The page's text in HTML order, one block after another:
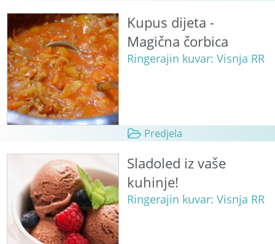
Kupus dijeta -
Magična čorbica
Ringerajin kuvar: Visnja RR
Predjela
Sladoled iz vaše
kuhinje!
Ringerajin kuvar: Visnja RR